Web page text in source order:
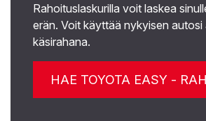
Rahoituslaskurilla voit laskea
erän. Voit käyttää nykyisen autosi
käsirahana.